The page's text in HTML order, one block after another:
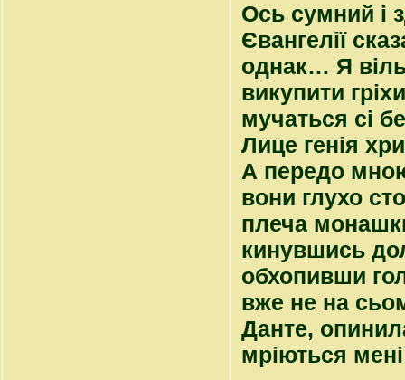
Ось сумний і
Євангелії
однак… Я
викупити
мучаться сі
Лице генія
А передо мною
вони глухо
плеча
кинувшись
обхопивши
вже не на
Данте,
мріються